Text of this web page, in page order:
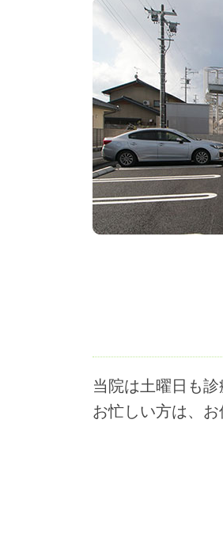
当院は土曜日も
お忙しい方は、お